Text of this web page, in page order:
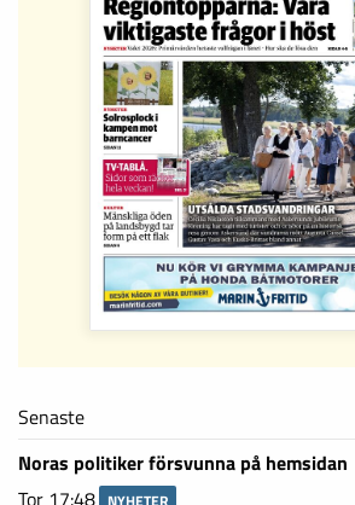
Senaste
Noras politiker försvunna på hemsidan